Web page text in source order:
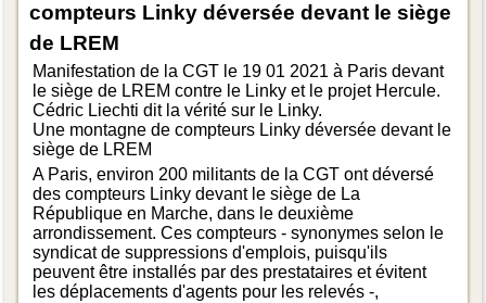
compteurs Linky déversée devant le siège
de LREM
Manifestation de la CGT le 19 01 2021 à Paris devant
le siège de LREM contre le Linky et le projet Hercule.
Cédric Liechti dit la vérité sur le Linky.
Une montagne de compteurs Linky déversée devant le
siège de LREM
A Paris, environ 200 militants de la CGT ont déversé
des compteurs Linky devant le siège de La
République en Marche, dans le deuxième
arrondissement. Ces compteurs - synonymes selon le
syndicat de suppressions d'emplois, puisqu'ils
peuvent être installés par des prestataires et évitent
les déplacements d'agents pour les relevés -,